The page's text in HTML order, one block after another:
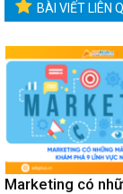
BÀI VIẾT LIÊN
Marketing có